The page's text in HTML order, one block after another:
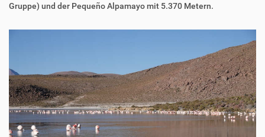
Gruppe) und der Pequeño Alpamayo mit 5.370 Metern.